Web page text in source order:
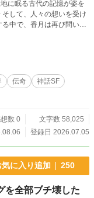
に眠る古代の記憶が姿を
何か」 「自分とは何
り合うことができるの
ズ＝僕らの家族スタイ
伝奇
神話SF
数 0
文字数 58,025
登録日 2026.07.05
気に入り追加 250
を全部ブチ壊した